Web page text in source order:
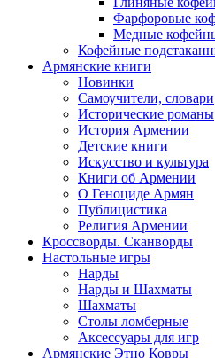
Фарфоровые
Медные
Кофейные
Армянские книги
Новинки
Самоучители, словари
Исторические романы
История Армении
Детские книги
Иcкусство и культура
Книги об Армении
О Геноциде Армян
Публицистика
Религия Армении
Кроссворды. Сканворды
Настольные игры
Нарды
Нарды и Шахматы
Шахматы
Столы ломберные
Аксессуары для игр
Армянские Этно Ковры